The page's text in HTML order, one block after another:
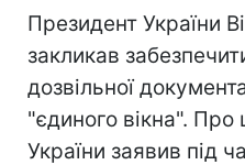
Президент України
закликав
дозвільної
"єдиного вікна".
України заявив під